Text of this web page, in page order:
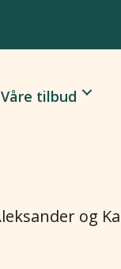
Våre tilbud